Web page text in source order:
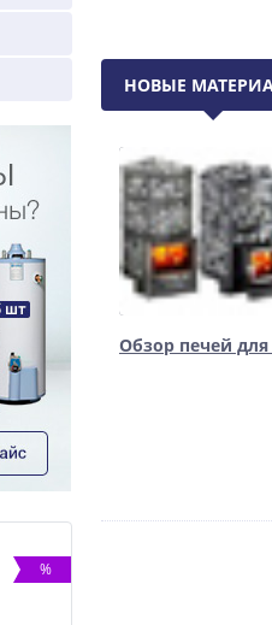
ХИТ
НОВЫЕ
Обзор печей